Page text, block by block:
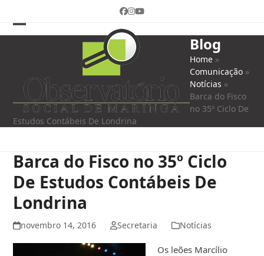
Facebook
Instagram
YouTube
Open
menu
Close
menu
Blog
Home »
Comunicação »
Notícias »
Barca do Fisco
no 35º Ciclo De
Estudos Contábeis De Londrina
Barca do Fisco no 35º Ciclo
De Estudos Contábeis De
Londrina
novembro 14, 2016 Secretaria Notícias
Os leões Marcílio